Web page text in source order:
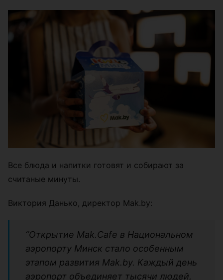
Все блюда и напитки готовят и собирают за
считаные минуты.
Виктория Данько, директор Mak.by:
“Открытие Mak.Cafe в Национальном
аэропорту Минск стало особенным
этапом развития Mak.by. Каждый день
аэропорт объединяет тысячи людей,